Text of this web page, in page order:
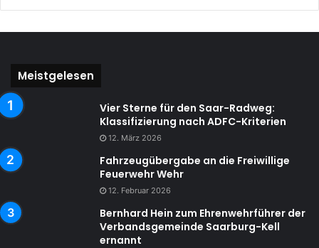
Meistgelesen
Vier Sterne für den Saar-Radweg:
Klassifizierung nach ADFC-Kriterien
12. März 2026
Fahrzeugübergabe an die Freiwillige
Feuerwehr Wehr
12. Februar 2026
Bernhard Hein zum Ehrenwehrführer der
Verbandsgemeinde Saarburg-Kell
ernannt